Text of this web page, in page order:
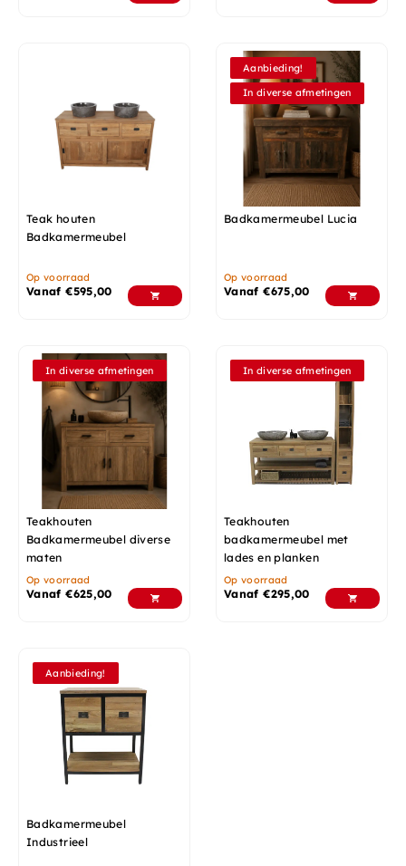
Teak houten
Badkamermeubel
Op voorraad
Vanaf€595,00
Aanbieding!
In diverse afmetingen
Badkamermeubel Lucia
Op voorraad
Vanaf€675,00
In diverse afmetingen
Teakhouten
Badkamermeubel diverse
maten
Op voorraad
Vanaf€625,00
In diverse afmetingen
Teakhouten
badkamermeubel met
lades en planken
Op voorraad
Vanaf€295,00
Aanbieding!
Badkamermeubel
Industrieel